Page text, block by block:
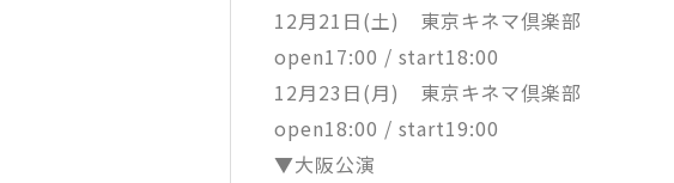
12月21日(土) 東京キネマ倶楽部
open17:00 / start18:00
12月23日(月) 東京キネマ倶楽部
open18:00 / start19:00
▼大阪公演